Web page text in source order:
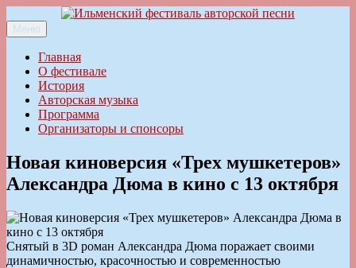
к
содержимому
Ильменский фестиваль авторской песни
Меню
Главная
О фестивале
История
Авторская музыка
Программа
Организаторы и спонсоры
Новая киноверсия «Трех мушкетеров»
Александра Дюма в кино с 13 октября
Снятый в 3D роман Александра Дюма поражает своими
динамичностью, красочностью и современностью